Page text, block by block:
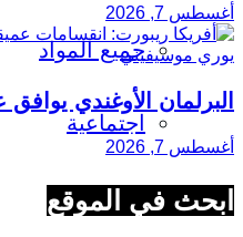
جميع المواد
اجتماعية
اقتصادية
أغسطس 7, 2026
البرلمان الأوغندي
أغسطس 7, 2026
ابحث في الموقع